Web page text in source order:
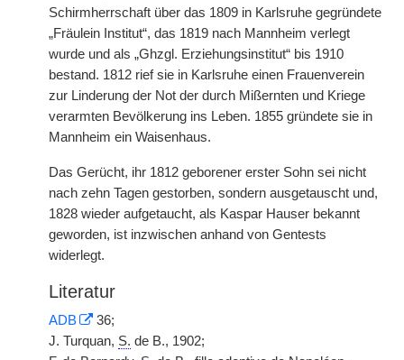
Schirmherrschaft über das 1809 in Karlsruhe gegründete
„Fräulein Institut“, das 1819 nach Mannheim verlegt
wurde und als „Ghzgl. Erziehungsinstitut“ bis 1910
bestand. 1812 rief sie in Karlsruhe einen Frauenverein
zur Linderung der Not der durch Mißernten und Kriege
verarmten Bevölkerung ins Leben. 1855 gründete sie in
Mannheim ein Waisenhaus.
Das Gerücht, ihr 1812 geborener erster Sohn sei nicht
nach zehn Tagen gestorben, sondern ausgetauscht und,
1828 wieder aufgetaucht, als Kaspar Hauser bekannt
geworden, ist inzwischen anhand von Gentests
widerlegt.
Literatur
ADB
36;
J. Turquan, S. de B., 1902;